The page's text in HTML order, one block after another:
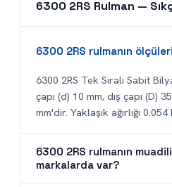
6300 2RS Rulman —
6300 2RS rulmanın
6300 2RS Tek Sıralı Sabit
çapı (d) 10 mm, dış çapı (D)
mm'dir. Yaklaşık ağırlığı 0.054
6300 2RS rulmanın
markalarda var?